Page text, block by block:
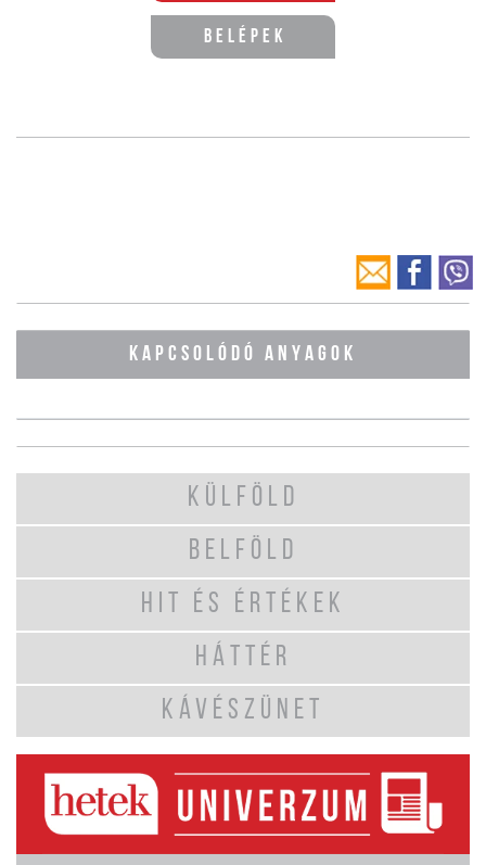
Belépek
KAPCSOLÓDÓ ANYAGOK
KÜLFÖLD
BELFÖLD
HIT ÉS ÉRTÉKEK
HÁTTÉR
KÁVÉSZÜNET